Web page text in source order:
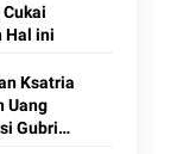
Hal ini
Ksatria
Uang
Gubri